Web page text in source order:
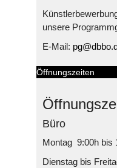
unsere
E-Mail:
Öffnungszeiten
Büro
Montag 9:00h bis
Dienstag bis